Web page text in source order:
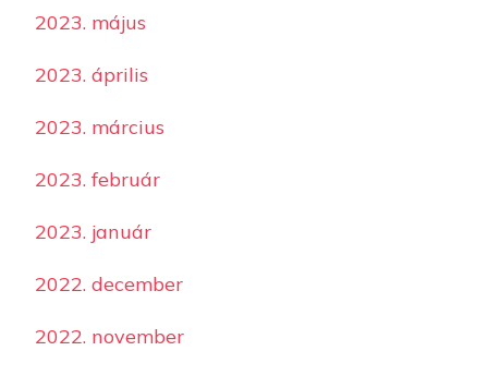
2023. május
2023. április
2023. március
2023. február
2023. január
2022. december
2022. november